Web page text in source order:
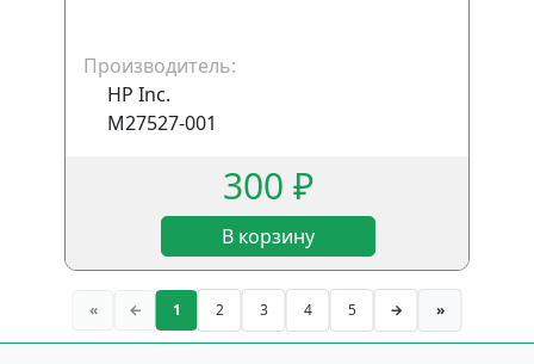
Производитель:
HP Inc.
M27527-001
300 ₽
В корзину
« ← 1 2 3 4 5 → »